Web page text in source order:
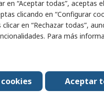
linterna
Subtotal (1 unidad)
43,85 € (exc. IVA)
Cantidad
en “Aceptar todas”, aceptas
clicando en “Configurar
en “Rechazar todas”,
Para más
Aceptar